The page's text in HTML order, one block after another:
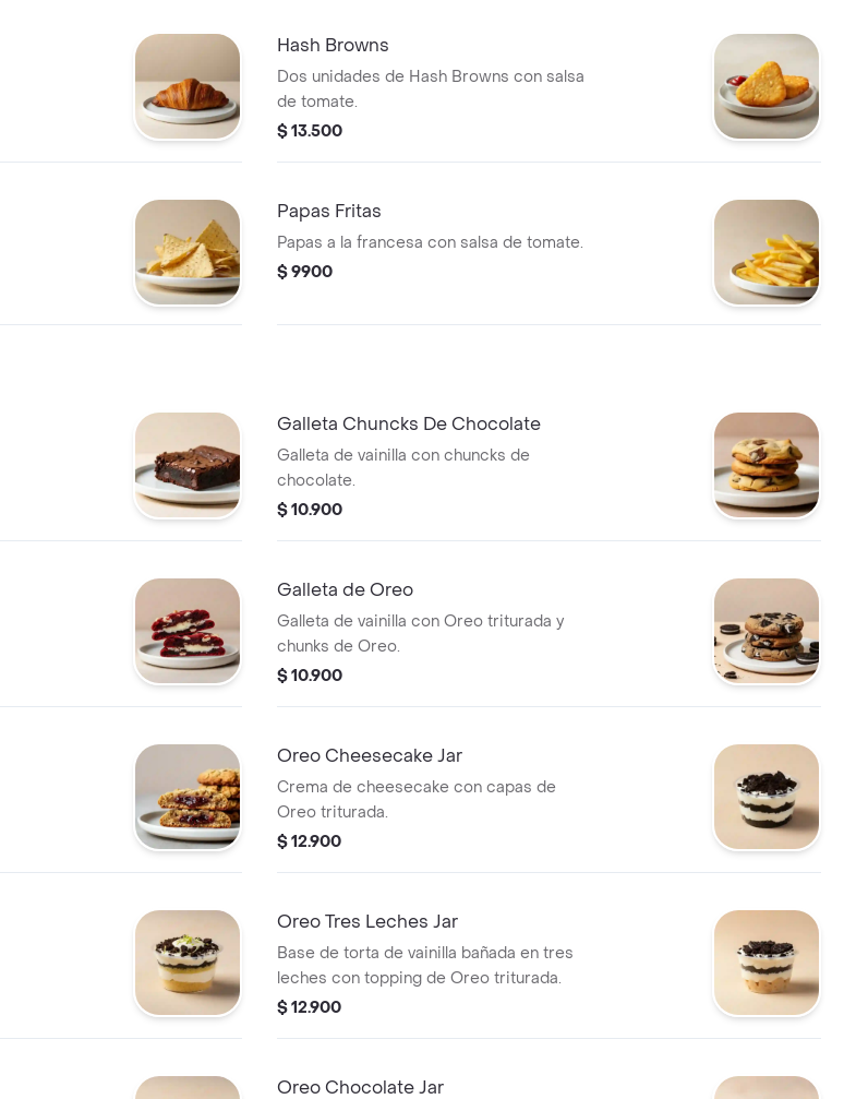
Hash Browns
Dos unidades de Hash Browns con salsa
de tomate.
$ 13.500
Papas Fritas
Papas a la francesa con salsa de tomate.
$ 9900
Galleta Chuncks De Chocolate
Galleta de vainilla con chuncks de
chocolate.
$ 10.900
Galleta de Oreo
Galleta de vainilla con Oreo triturada y
chunks de Oreo.
$ 10.900
Oreo Cheesecake Jar
Crema de cheesecake con capas de
Oreo triturada.
$ 12.900
Oreo Tres Leches Jar
Base de torta de vainilla bañada en tres
leches con topping de Oreo triturada.
$ 12.900
Oreo Chocolate Jar